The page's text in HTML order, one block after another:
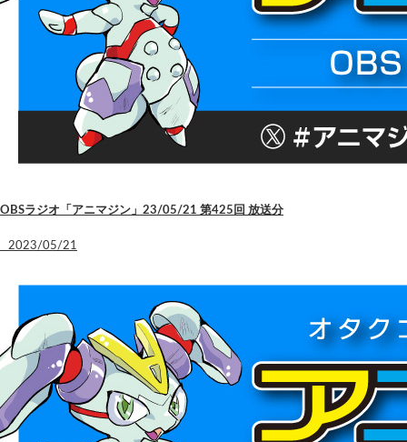
OBSラジオ「アニマジン」23/05/21 第425回 放送分
2023/05/21